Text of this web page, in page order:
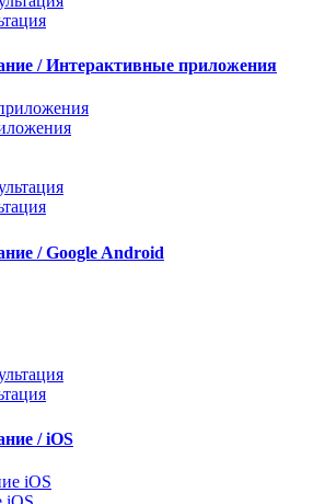
/ Интерактивные приложения
/ Google Android
/ iOS